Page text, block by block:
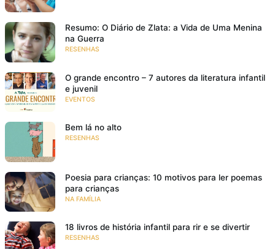
Resumo: O Diário de Zlata: a Vida de Uma Menina
na Guerra
RESENHAS
O grande encontro – 7 autores da literatura infantil
e juvenil
EVENTOS
Bem lá no alto
RESENHAS
Poesia para crianças: 10 motivos para ler poemas
para crianças
NA FAMÍLIA
18 livros de história infantil para rir e se divertir
RESENHAS